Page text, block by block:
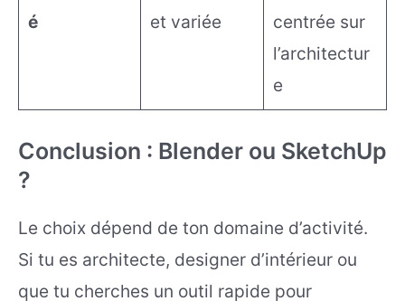
é
et variée
centrée sur
l’architectur
e
Conclusion : Blender ou SketchUp
?
Le choix dépend de ton domaine d’activité.
Si tu es architecte, designer d’intérieur ou
que tu cherches un outil rapide pour